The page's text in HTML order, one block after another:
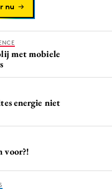
nu
met mobiele
energie niet
voor?!